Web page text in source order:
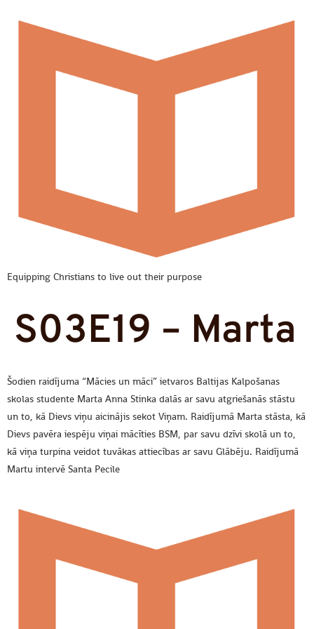
Equipping Christians to live out their purpose
S03E19 – Marta
Šodien raidījuma “Mācies un māci” ietvaros Baltijas Kalpošanas
skolas studente Marta Anna Stinka dalās ar savu atgriešanās stāstu
un to, kā Dievs viņu aicinājis sekot Viņam. Raidījumā Marta stāsta, kā
Dievs pavēra iespēju viņai mācīties BSM, par savu dzīvi skolā un to,
kā viņa turpina veidot tuvākas attiecības ar savu Glābēju. Raidījumā
Martu intervē Santa Pecile